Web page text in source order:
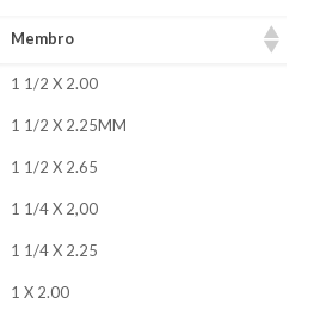
Membro
1 1/2 X 2.00
1 1/2 X 2.25MM
1 1/2 X 2.65
1 1/4 X 2,00
1 1/4 X 2.25
1 X 2.00